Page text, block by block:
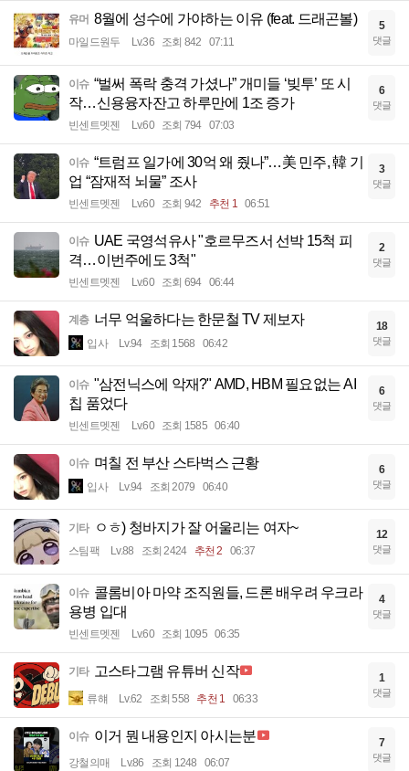
유머 8월에 성수에 가야하는 이유 (feat. 드래곤볼)
마일드원두 Lv.36 조회 842 07:11
5
댓글
이슈 “벌써 폭락 충격 가셨나” 개미들 ‘빚투’ 또 시
작…신용융자잔고 하루만에 1조 증가
빈센트멧젠 Lv.60 조회 794 07:03
6
댓글
이슈 “트럼프 일가에 30억 왜 줬나”…美 민주, 韓 기
업 “잠재적 뇌물” 조사
빈센트멧젠 Lv.60 조회 942 추천 1 06:51
3
댓글
이슈 UAE 국영석유사 "호르무즈서 선박 15척 피
격…이번주에도 3척"
빈센트멧젠 Lv.60 조회 694 06:44
2
댓글
계층 너무 억울하다는 한문철 TV 제보자
입사 Lv.94 조회 1568 06:42
18
댓글
이슈 "삼전닉스에 악재?" AMD, HBM 필요없는 AI
칩 품었다
빈센트멧젠 Lv.60 조회 1585 06:40
6
댓글
이슈 며칠 전 부산 스타벅스 근황
입사 Lv.94 조회 2079 06:40
6
댓글
기타 ㅇㅎ) 청바지가 잘 어울리는 여자~
스팀팩 Lv.88 조회 2424 추천 2 06:37
12
댓글
이슈 콜롬비아 마약 조직원들, 드론 배우려 우크라
용병 입대
빈센트멧젠 Lv.60 조회 1095 06:35
4
댓글
기타 고스타그램 유튜버 신작
류햬 Lv.62 조회 558 추천 1 06:33
1
댓글
이슈 이거 뭔 내용인지 아시는분
강철의매 Lv.86 조회 1248 06:07
7
댓글